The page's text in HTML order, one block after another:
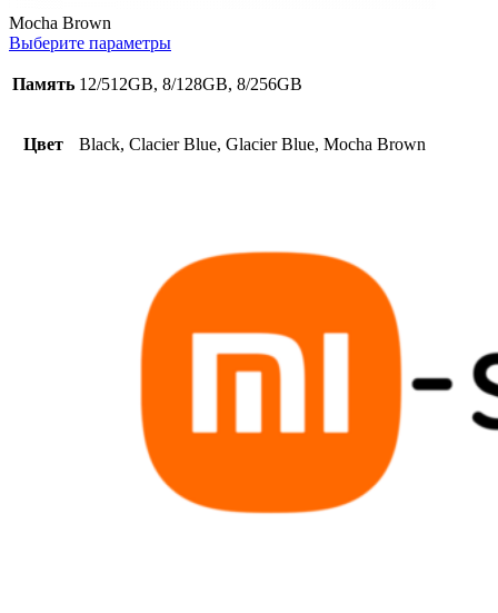
Mocha Brown
Выберите параметры
Память 12/512GB, 8/128GB, 8/256GB
Цвет Black, Clacier Blue, Glacier Blue, Mocha Brown